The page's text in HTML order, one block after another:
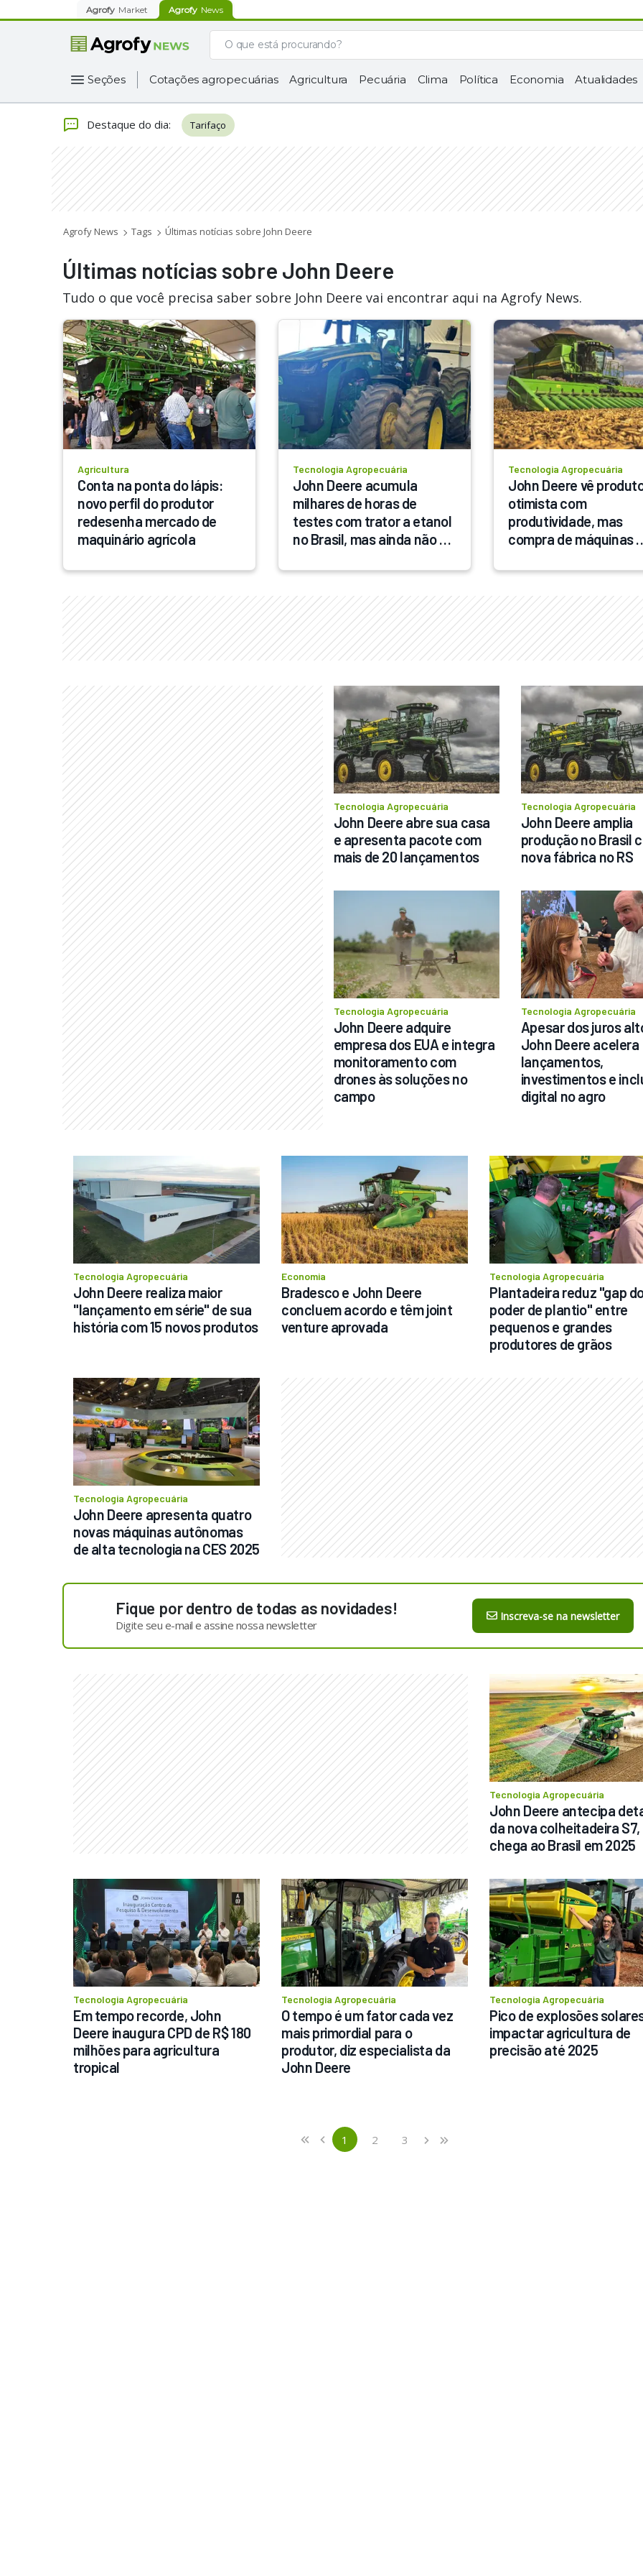
Agrofy Market Agrofy News
Seções Cotações agropecuárias Agricultura Pecuária Clima Política Economia Atualidades
Destaque do dia: Tarifaço
Agrofy News Tags Últimas notícias sobre John Deere
Últimas notícias sobre John Deere
Tudo o que você precisa saber sobre John Deere vai encontrar aqui na Agrofy News.
Agricultura
Conta na ponta do lápis:
novo perfil do produtor
redesenha mercado de
maquinário agrícola
Tecnologia Agropecuária
John Deere acumula
milhares de horas de
testes com trator a etanol
no Brasil, mas ainda não
Tecnologia Agropecuária
John Deere vê
otimista com
produtividade, mas
compra de máquinas
Tecnologia Agropecuária
John Deere abre sua casa
e apresenta pacote com
mais de 20 lançamentos
Tecnologia Agropecuária
John Deere amplia
produção no Brasil
nova fábrica no RS
Tecnologia Agropecuária
John Deere adquire
empresa dos EUA e integra
monitoramento com
drones às soluções no
campo
Tecnologia Agropecuária
Apesar dos juros
John Deere acelera
lançamentos,
investimentos e
digital no agro
Tecnologia Agropecuária
John Deere realiza maior
"lançamento em série" de sua
história com 15 novos produtos
Economia
Bradesco e John Deere
concluem acordo e têm joint
venture aprovada
Tecnologia Agropecuária
Plantadeira reduz "gap
poder de plantio" entre
pequenos e grandes
produtores de grãos
Tecnologia Agropecuária
John Deere apresenta quatro
novas máquinas autônomas
de alta tecnologia na CES 2025
Fique por dentro de todas as novidades!
Digite seu e-mail e assine nossa newsletter
Inscreva-se na newsletter
Tecnologia Agropecuária
John Deere antecipa
da nova colheitadeira
chega ao Brasil em 2025
Tecnologia Agropecuária
Em tempo recorde, John
Deere inaugura CPD de R$ 180
milhões para agricultura
tropical
Tecnologia Agropecuária
O tempo é um fator cada vez
mais primordial para o
produtor, diz especialista da
John Deere
Tecnologia Agropecuária
Pico de explosões
impactar agricultura de
precisão até 2025
«
First ‹
Previous 1(current)
2 3 ›
Next
»
Last